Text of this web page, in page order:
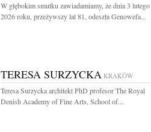
W głębokim smutku zawiadamiamy, że dnia 3 lutego
2026 roku, przeżywszy lat 81, odeszła Genowefa...
TERESA SURZYCKA KRAKÓW
Teresa Surzycka architekt PhD profesor The Royal
Denish Academy of Fine Arts, School of...